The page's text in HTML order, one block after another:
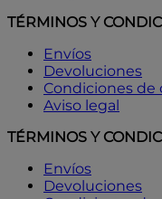
TÉRMINOS Y
Envíos
Devoluciones
Condiciones de
Aviso legal
TÉRMINOS Y
Envíos
Devoluciones